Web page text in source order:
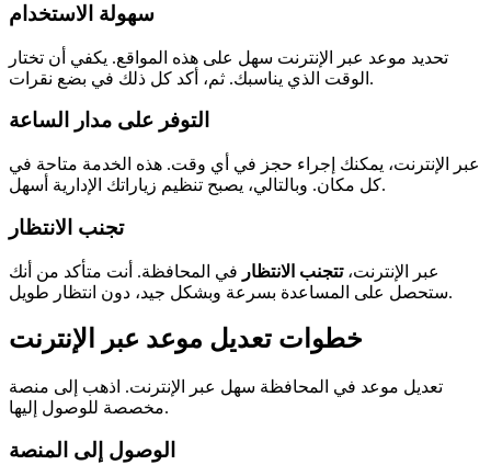
سهولة الاستخدام
تحديد موعد عبر الإنترنت سهل على هذه المواقع. يكفي أن تختار
الوقت الذي يناسبك. ثم، أكد كل ذلك في بضع نقرات.
التوفر على مدار الساعة
عبر الإنترنت، يمكنك إجراء حجز في أي وقت. هذه الخدمة متاحة في
كل مكان. وبالتالي، يصبح تنظيم زياراتك الإدارية أسهل.
تجنب الانتظار
عبر الإنترنت،تتجنب الانتظار في المحافظة. أنت متأكد من أنك
ستحصل على المساعدة بسرعة وبشكل جيد، دون انتظار طويل.
خطوات تعديل موعد عبر الإنترنت
تعديل موعد في المحافظة سهل عبر الإنترنت. اذهب إلى منصة
مخصصة للوصول إليها.
الوصول إلى المنصة